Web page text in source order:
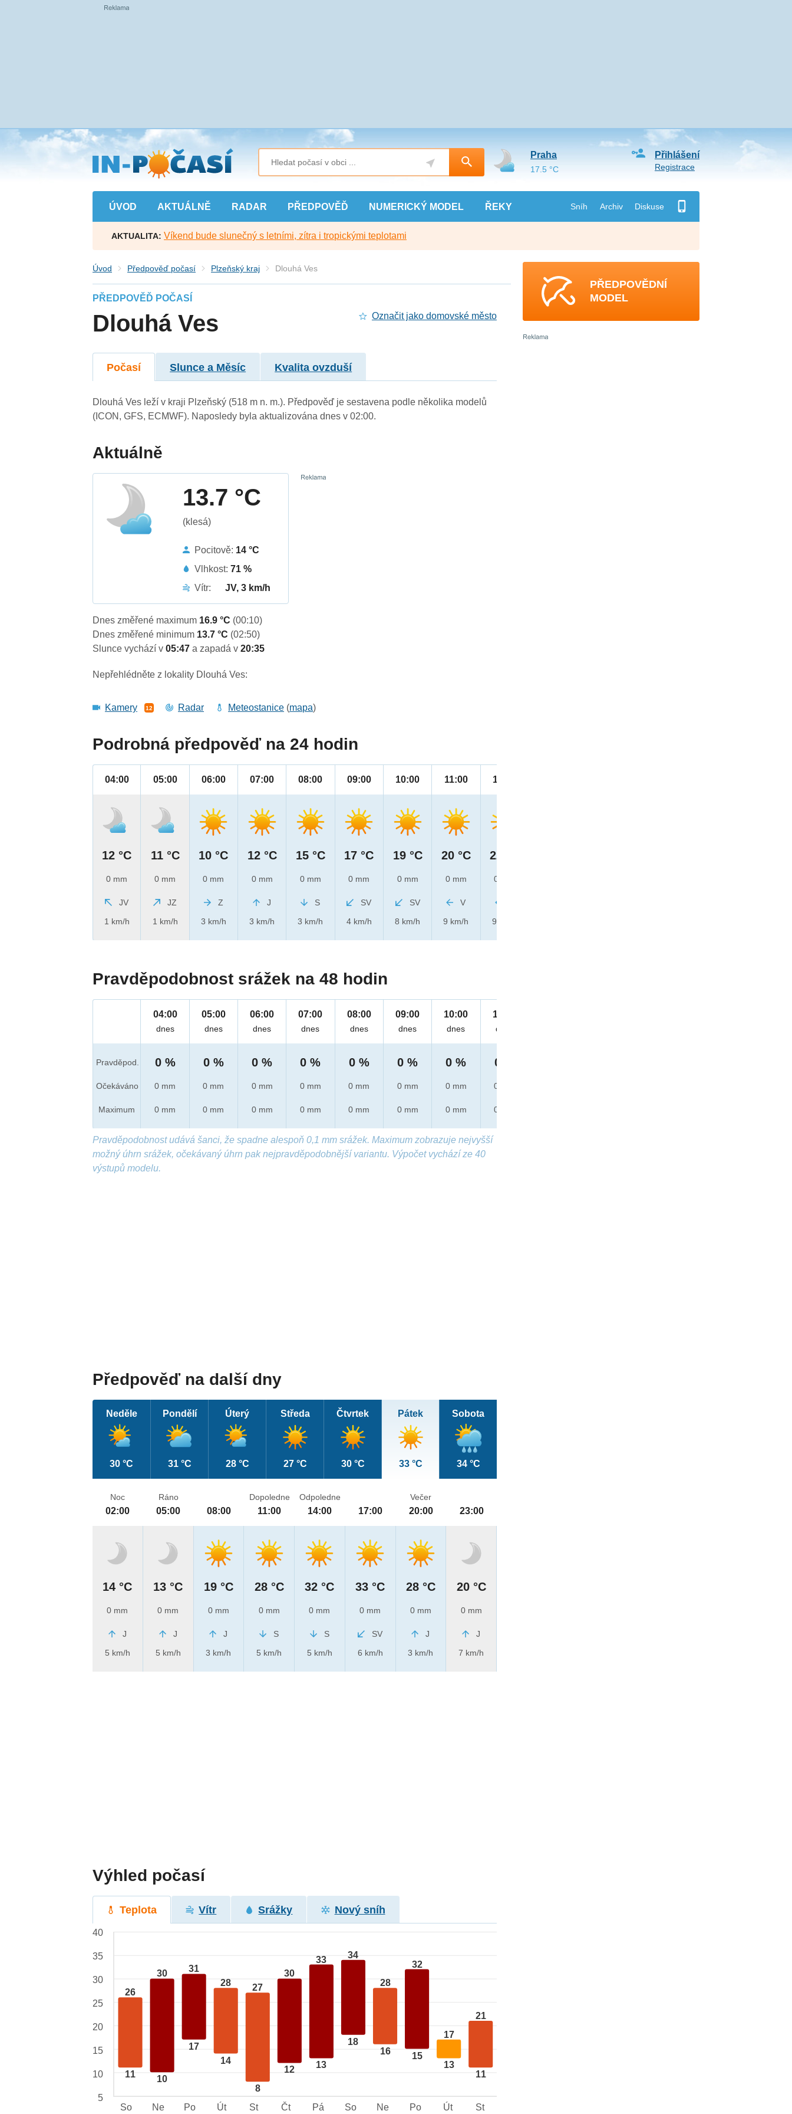
Přejít
na
hlavní
obsah
ÚVOD AKTUÁLNĚ RADAR PŘEDPOVĚĎ NUMERICKÝ MODEL ŘEKY Sníh Archiv Diskuse
Přihlášení
Registrace
Praha
17.5 °C
AKTUALITA: Víkend bude slunečný s letními, zítra i tropickými teplotami
Úvod Předpověď počasí Plzeňský kraj Dlouhá Ves
PŘEDPOVĚĎ POČASÍ
Dlouhá Ves Označit jako domovské město
Počasí Slunce a Měsíc Kvalita ovzduší
Dlouhá Ves leží v kraji Plzeňský (518 m n. m.). Předpověď je sestavena podle několika modelů
(ICON, GFS, ECMWF). Naposledy byla aktualizována dnes v 02:00.
Aktuálně
13.7 °C
(klesá)
Pocitově: 14 °C
Vlhkost:71 %
Vítr:
JV, 3 km/h
Dnes změřené maximum 16.9 °C (00:10)
Dnes změřené minimum 13.7 °C (02:50)
Slunce vychází v05:47a zapadá v20:35
Nepřehlédněte z lokality Dlouhá Ves:
Kamery 12 Radar Meteostanice (mapa)
Podrobná předpověď na 24 hodin
04:00
12 °C
0 mm
JV
1 km/h
05:00
11 °C
0 mm
JZ
1 km/h
06:00
10 °C
0 mm
Z
3 km/h
07:00
12 °C
0 mm
J
3 km/h
08:00
15 °C
0 mm
S
3 km/h
09:00
17 °C
0 mm
SV
4 km/h
10:00
19 °C
0 mm
SV
8 km/h
11:00
20 °C
0 mm
V
9 km/h
12:00
22 °C
0 mm
9 km/h
Pravděpodobnost srážek na 48 hodin
Pravděpod.
Očekáváno
Maximum
04:00
dnes
0 %
0 mm
0 mm
05:00
dnes
0 %
0 mm
0 mm
06:00
dnes
0 %
0 mm
0 mm
07:00
dnes
0 %
0 mm
0 mm
08:00
dnes
0 %
0 mm
0 mm
09:00
dnes
0 %
0 mm
0 mm
10:00
dnes
0 %
0 mm
0 mm
11:00
dnes
0 %
0 mm
0 mm
Pravděpodobnost udává šanci, že spadne alespoň 0,1 mm srážek. Maximum zobrazuje nejvyšší
možný úhrn srážek, očekávaný úhrn pak nejpravděpodobnější variantu. Výpočet vychází ze 40
výstupů modelu.
Předpověď na další dny
Neděle
30 °C
Pondělí
31 °C
Úterý
28 °C
Středa
27 °C
Čtvrtek
30 °C
Pátek
33 °C
Sobota
34 °C
Noc
02:00
14 °C
0 mm
J
5 km/h
Ráno
05:00
13 °C
0 mm
J
5 km/h
08:00
19 °C
0 mm
J
3 km/h
Dopoledne
11:00
28 °C
0 mm
S
5 km/h
Odpoledne
14:00
32 °C
0 mm
S
5 km/h
17:00
33 °C
0 mm
SV
6 km/h
Večer
20:00
28 °C
0 mm
J
3 km/h
23:00
20 °C
0 mm
J
7 km/h
Výhled počasí
Teplota Vítr Srážky Nový sníh
26
11
30
10
31
17
28
14
27
8
30
12
33
13
34
18
28
16
32
15
17
13
21
11
40
35
30
25
20
15
10
5
So
Ne Po Út St Čt Pá So Ne Po Út St
PŘEDPOVĚDNÍ
MODEL